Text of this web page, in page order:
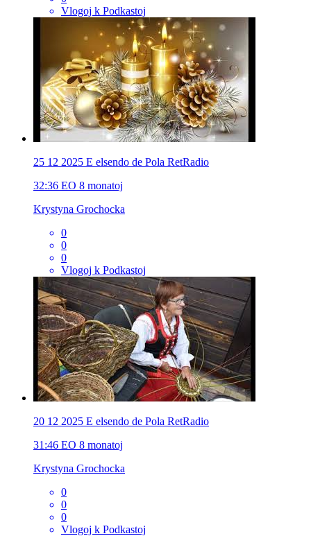
Vlogoj k Podkastoj
25 12 2025 E elsendo de Pola RetRadio
32:36 EO 8 monatoj
Krystyna Grochocka
0
0
0
Vlogoj k Podkastoj
20 12 2025 E elsendo de Pola RetRadio
31:46 EO 8 monatoj
Krystyna Grochocka
0
0
0
Vlogoj k Podkastoj